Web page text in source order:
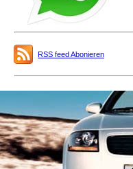
RSS feed Abonieren